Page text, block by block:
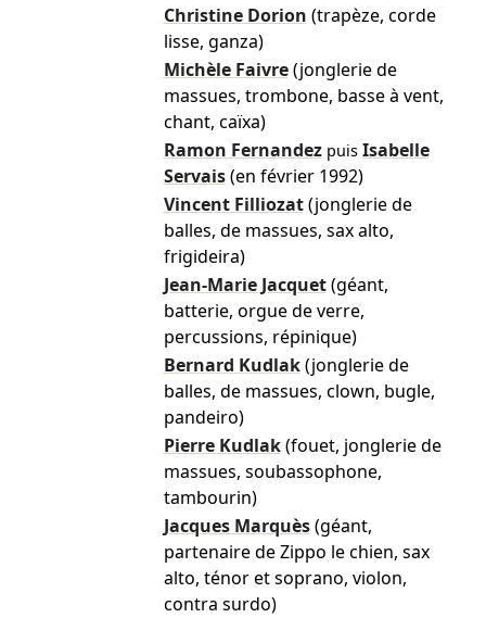
Christine Dorion (trapèze, corde
lisse, ganza)
Michèle Faivre (jonglerie de
massues, trombone, basse à vent,
chant, caïxa)
Ramon Fernandez puis Isabelle
Servais (en février 1992)
Vincent Filliozat (jonglerie de
balles, de massues, sax alto,
frigideira)
Jean-Marie Jacquet (géant,
batterie, orgue de verre,
percussions, répinique)
Bernard Kudlak (jonglerie de
balles, de massues, clown, bugle,
pandeiro)
Pierre Kudlak (fouet, jonglerie de
massues, soubassophone,
tambourin)
Jacques Marquès (géant,
partenaire de Zippo le chien, sax
alto, ténor et soprano, violon,
contra surdo)